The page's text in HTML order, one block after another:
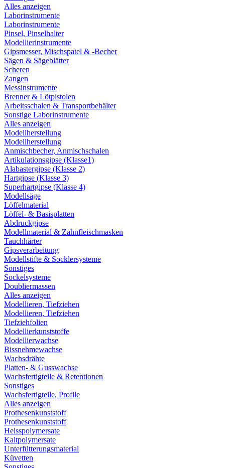
Alles anzeigen
Laborinstrumente
Laborinstrumente
Pinsel, Pinselhalter
Modellierinstrumente
Gipsmesser, Mischspatel & -Becher
Sägen & Sägeblätter
Scheren
Zangen
Messinstrumente
Brenner & Lötpistolen
Arbeitsschalen & Transportbehälter
Sonstige Laborinstrumente
Alles anzeigen
Modellherstellung
Modellherstellung
Anmischbecher, Anmischschalen
Artikulationsgipse (Klasse1)
Alabastergipse (Klasse 2)
Hartgipse (Klasse 3)
Superhartgipse (Klasse 4)
Modellsäge
Löffelmaterial
Löffel- & Basisplatten
Abdruckgipse
Modellmaterial & Zahnfleischmasken
Tauchhärter
Gipsverarbeitung
Modellstifte & Socklersysteme
Sonstiges
Sockelsysteme
Doubliermassen
Alles anzeigen
Modellieren, Tiefziehen
Modellieren, Tiefziehen
Tiefziehfolien
Modellierkunststoffe
Modellierwachse
Bissnehmewachse
Wachsdrähte
Platten- & Gusswachse
Wachsfertigteile & Retentionen
Sonstiges
Wachsfertigteile, Profile
Alles anzeigen
Prothesenkunststoff
Prothesenkunststoff
Heisspolymersate
Kaltpolymersate
Unterfütterungsmaterial
Küvetten